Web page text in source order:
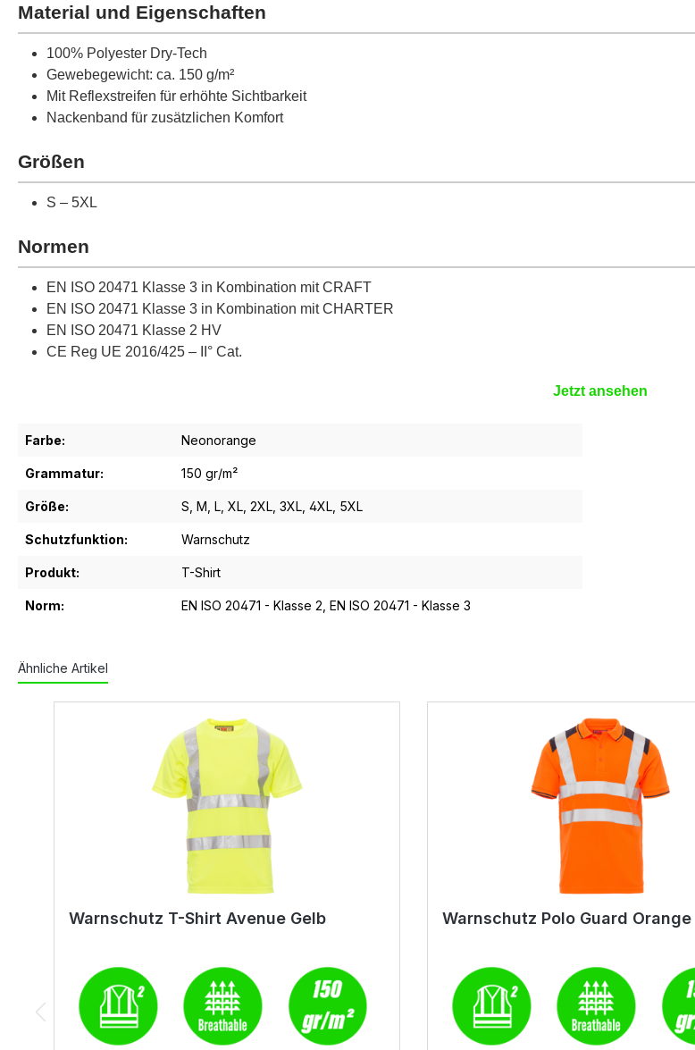
Material und Eigenschaften
100% Polyester Dry-Tech
Gewebegewicht: ca. 150 g/m²
Mit Reflexstreifen für erhöhte Sichtbarkeit
Nackenband für zusätzlichen Komfort
Größen
S – 5XL
Normen
EN ISO 20471 Klasse 3 in Kombination mit CRAFT
EN ISO 20471 Klasse 3 in Kombination mit CHARTER
EN ISO 20471 Klasse 2 HV
CE Reg UE 2016/425 – II° Cat.
Jetzt ansehen
Farbe: Neonorange
Grammatur: 150 gr/m²
Größe: S , M , L , XL , 2XL , 3XL , 4XL , 5XL
Schutzfunktion: Warnschutz
Produkt: T-Shirt
Norm: EN ISO 20471 - Klasse 2 , EN ISO 20471 - Klasse 3
Ähnliche Artikel
Warnschutz T-Shirt Avenue Gelb Warnschutz Polo Guard Orange